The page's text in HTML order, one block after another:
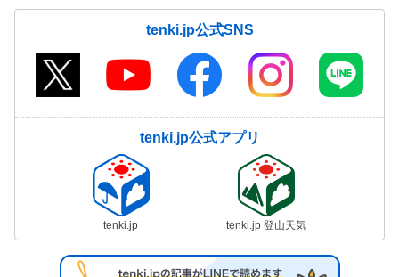
tenki.jp公式SNS
tenki.jp公式アプリ
tenki.jp tenki.jp 登山天気